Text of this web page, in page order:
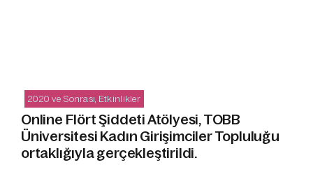
2020 ve Sonrası Etkinlikler
Online Flört Şiddeti Atölyesi, TOBB
Üniversitesi Kadın Girişimciler Topluluğu
ortaklığıyla gerçekleştirildi.